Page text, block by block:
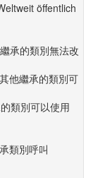
öffentlich
承的類別無法改
他繼承的類別可
類別可以使用
類別呼叫